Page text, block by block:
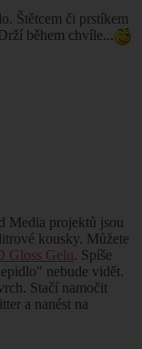
Štětcem či prstíkem
během chvíle...
Media projektů jsou
kousky. Můžete
Gloss Gelu. Spíše
nebude vidět.
Stačí namočit
a nanést na